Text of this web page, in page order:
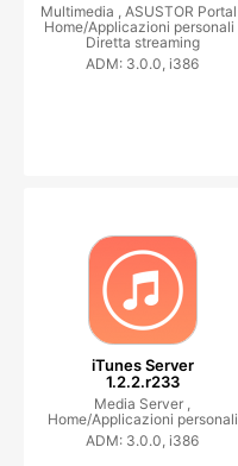
Multimedia , ASUSTOR Portal ,
Home/Applicazioni personali ,
Diretta streaming
ADM: 3.0.0, i386
iTunes Server
1.2.2.r233
Media Server ,
Home/Applicazioni personali
ADM: 3.0.0, i386